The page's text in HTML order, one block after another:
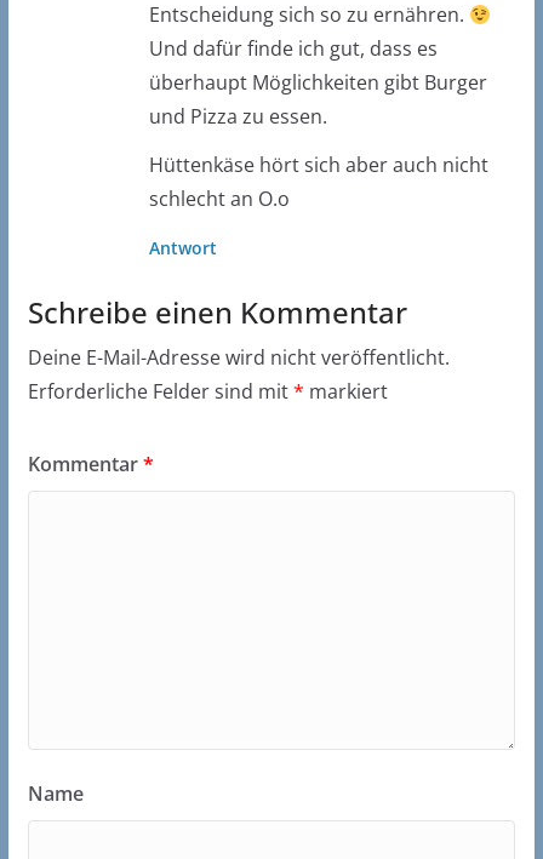
Entscheidung sich so zu ernähren.
Und dafür finde ich gut, dass es
überhaupt Möglichkeiten gibt Burger
und Pizza zu essen.
Hüttenkäse hört sich aber auch nicht
schlecht an O.o
Antwort
Schreibe einen Kommentar
Deine E-Mail-Adresse wird nicht veröffentlicht.
Erforderliche Felder sind mit* markiert
Kommentar*
Name